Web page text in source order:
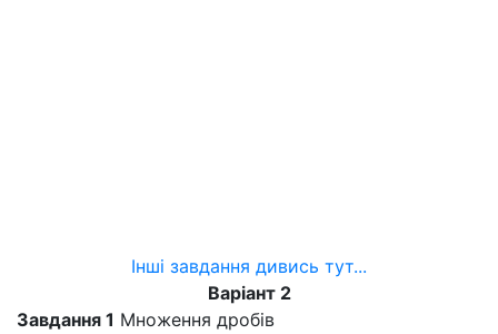
Інші завдання дивись тут...
Варіант 2
Завдання 1 Множення дробів